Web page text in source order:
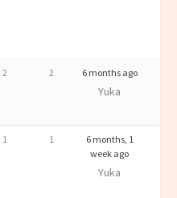
2 2 6 months ago
Yuka
1 1
6 months, 1
week ago
Yuka